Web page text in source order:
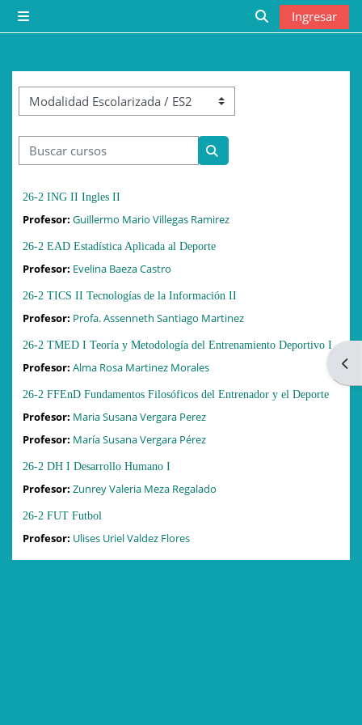
Saltar al contenido principal
Pánel lateral
Toggle search
Ingresar
Categorías
Buscar cursos
Buscar cursos
26-2 ING II Ingles II
Profesor: Guillermo Mario Villegas Ramirez
26-2 EAD Estadística Aplicada al Deporte
Profesor: Evelina Baeza Castro
26-2 TICS II Tecnologías de la Información II
Profesor: Profa. Assenneth Santiago Martinez
26-2 TMED I Teoría y Metodología del Entrenamiento Deportivo I
Profesor: Alma Rosa Martinez Morales
26-2 FFEnD Fundamentos Filosóficos del Entrenador y el Deporte
Profesor: Maria Susana Vergara Perez
Profesor: María Susana Vergara Pérez
26-2 DH I Desarrollo Humano I
Profesor: Zunrey Valeria Meza Regalado
26-2 FUT Futbol
Profesor: Ulises Uriel Valdez Flores